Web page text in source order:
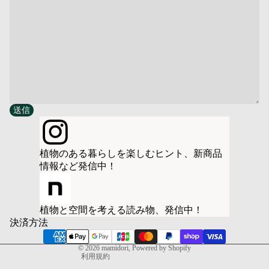
送信
植物のある暮らしを楽しむヒント、新商品
情報など発信中！
植物と空間を考える読み物、発信中！
決済方法
© 2026 mamidori, Powered by Shopify
利用規約
プライバシーポリシー
利用規約
連絡先情報